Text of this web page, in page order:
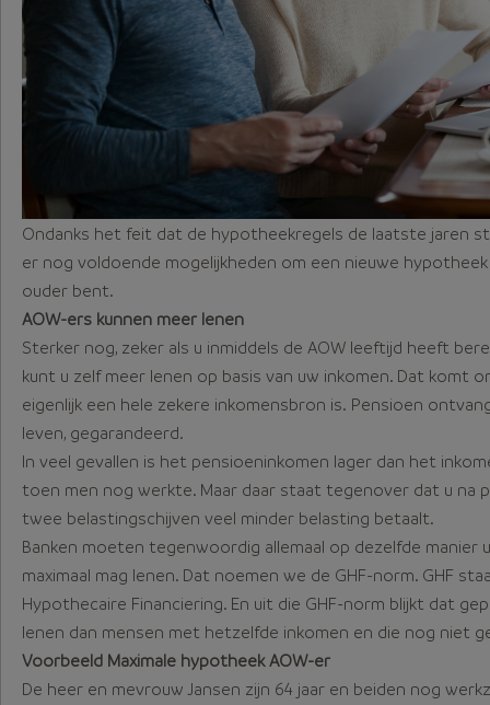
Ondanks het feit dat de hypotheekregels de laatste jaren
er nog voldoende mogelijkheden om een nieuwe
ouder bent.
AOW-ers kunnen meer lenen
Sterker nog, zeker als u inmiddels de AOW leeftijd heeft
kunt u zelf meer lenen op basis van uw inkomen. Dat komt
eigenlijk een hele zekere inkomensbron is. Pensioen
leven, gegarandeerd.
In veel gevallen is het pensioeninkomen lager dan het
toen men nog werkte. Maar daar staat tegenover dat u na
twee belastingschijven veel minder belasting betaalt.
Banken moeten tegenwoordig allemaal op dezelfde manier
maximaal mag lenen. Dat noemen we de GHF-norm. GHF
Hypothecaire Financiering. En uit die GHF-norm blijkt dat
lenen dan mensen met hetzelfde inkomen en die nog niet
Voorbeeld Maximale hypotheek AOW-er
De heer en mevrouw Jansen zijn 64 jaar en beiden nog